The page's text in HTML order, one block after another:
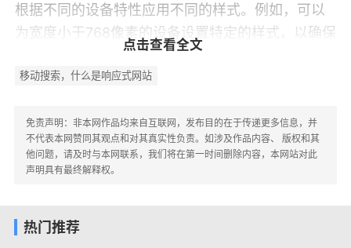
根据不同的设备特性应用不同的样式。例如，可以
为宽度小于768像素的设备设置特定的样式，以确保
内容在小屏幕上易于阅读和操作。
2.灵活的网格系统
过定义列和行，开发者可以创建一个灵活的布局，
使得内容能够在不同屏幕上重新排列。例如，
Bootstrap等前端框架提供了现成的网格系统，简化
为了确保图像在不同设备上都能良好显示，响
点击查看全文
移动搜索，什么是响应式网站
免责声明：非本网作品均来自互联网，发布目的在于传递更多信息，并
不代表本网赞同其观点和对其真实性负责。如涉及作品内容、 版权和其
他问题，请及时与本网联系，我们将在第一时间删除内容，本网站对此
声明具有最终解释权。
热门推荐